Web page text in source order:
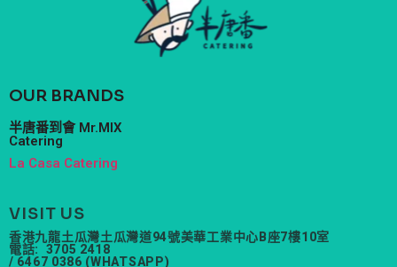
OUR BRANDS
半唐番到會 Mr.MIX
Catering
La Casa Catering
VISIT US
香港九龍土瓜灣土瓜灣道94號美華工業中心B座7樓10室
電話: 3705 2418
/ 6467 0386 (WHATSAPP)